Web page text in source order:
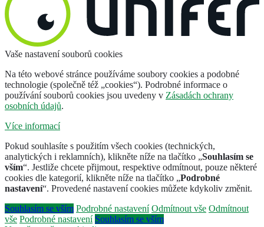
Vaše nastavení souborů cookies
Na této webové stránce používáme soubory cookies a podobné
technologie (společně též „cookies“). Podrobné informace o
používání souborů cookies jsou uvedeny v Zásadách ochrany
osobních údajů.
Více informací
Pokud souhlasíte s použitím všech cookies (technických,
analytických i reklamních), klikněte níže na tlačítko „Souhlasím se
vším“. Jestliže chcete přijmout, respektive odmítnout, pouze některé
cookies dle kategorií, klikněte níže na tlačítko „Podrobné
nastavení“. Provedené nastavení cookies můžete kdykoliv změnit.
Souhlasím se vším Podrobné nastavení Odmítnout vše Odmítnout
vše Podrobné nastavení Souhlasím se vším